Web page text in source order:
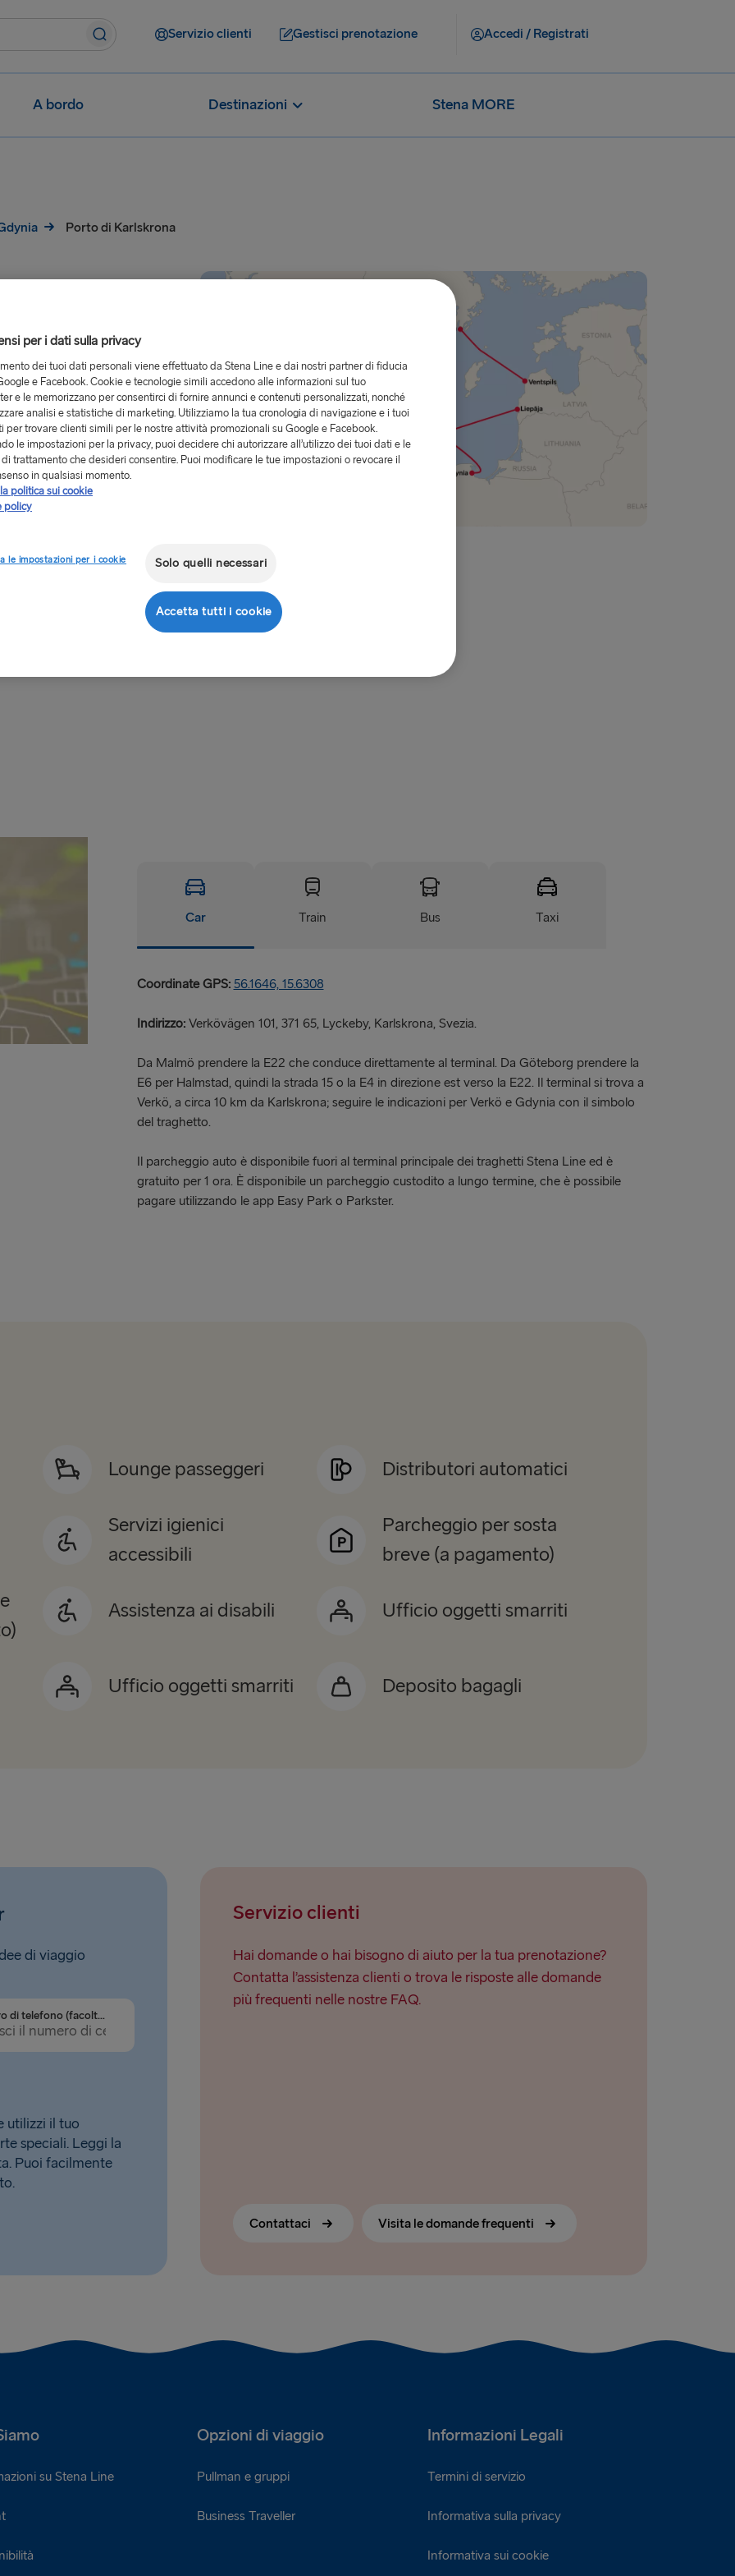
Servizio clienti Gestisci prenotazione Accedi / Registrati
A bordo Destinazioni Stena MORE
Porto di Karlskrona
Svezia
è facilmente
di trasporto,
rispetto alla parte
il porto in treno e a
la prenotazione
Car Train Bus Taxi
Coordinate GPS: 56.1646, 15.6308
Indirizzo: Verkövägen 101, 371 65, Lyckeby, Karlskrona, Svezia.
Da Malmö prendere la E22 che conduce direttamente al terminal. Da Göteborg prendere la
E6 per Halmstad, quindi la strada 15 o la E4 in direzione est verso la E22. Il terminal si trova a
Verkö, a circa 10 km da Karlskrona; seguire le indicazioni per Verkö e Gdynia con il simbolo
del traghetto.
Il parcheggio auto è disponibile fuori al terminal principale dei traghetti Stena Line ed è
gratuito per 1 ora. È disponibile un parcheggio custodito a lungo termine, che è possibile
pagare utilizzando le app Easy Park o Parkster.
Lounge passeggeri Distributori automatici
Servizi igienici
accessibili
Parcheggio per sosta
breve (a pagamento)
Assistenza ai disabili Ufficio oggetti smarriti
Ufficio oggetti smarriti Deposito bagagli
di viaggio
Numero di telefono (facoltativo)
utilizzi il tuo
speciali. Leggi la
Puoi facilmente
Servizio clienti
Hai domande o hai bisogno di aiuto per la tua prenotazione?
Contatta l’assistenza clienti o trova le risposte alle domande
più frequenti nelle nostre FAQ.
Contattaci Visita le domande frequenti
Opzioni di viaggio Informazioni Legali
su Stena Line Pullman e gruppi
Business Traveller
Termini di servizio
Informativa sulla privacy
Informativa sui cookie
per i dati sulla privacy
dei tuoi dati personali viene effettuato da Stena Line e dai nostri partner di fiducia
e Facebook. Cookie e tecnologie simili accedono alle informazioni sul tuo
e le memorizzano per consentirci di fornire annunci e contenuti personalizzati, nonché
analisi e statistiche di marketing. Utilizziamo la tua cronologia di navigazione e i tuoi
per trovare clienti simili per le nostre attività promozionali su Google e Facebook.
le impostazioni per la privacy, puoi decidere chi autorizzare all’utilizzo dei tuoi dati e le
trattamento che desideri consentire. Puoi modificare le tue impostazioni o revocare il
in qualsiasi momento.
politica sui cookie
policy
le impostazioni per i cookie Solo quelli necessari
Accetta tutti i cookie